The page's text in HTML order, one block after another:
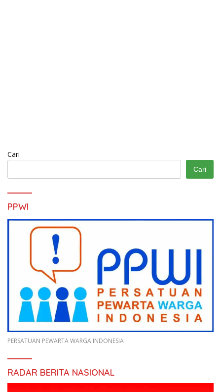
Cari
Cari
PPWI
PERSATUAN PEWARTA WARGA INDONESIA
RADAR BERITA NASIONAL